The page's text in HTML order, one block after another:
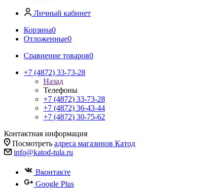
Личный кабинет
Корзина0
Отложенные0
Сравнение товаров0
+7 (4872) 33-73-28
Назад
Телефоны
+7 (4872) 33-73-28
+7 (4872) 36-43-44
+7 (4872) 30-75-62
Контактная информация
Посмотреть адреса магазинов Катод
info@katod-tula.ru
Вконтакте
Google Plus